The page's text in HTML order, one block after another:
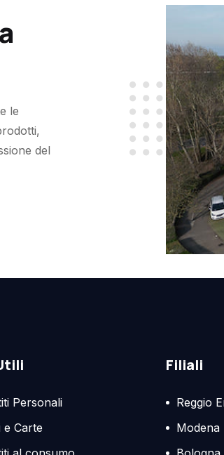
le
del
Personali
e Carte
Filiali
Reggio
Modena